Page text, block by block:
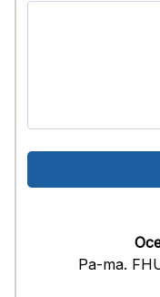
Pa-ma.